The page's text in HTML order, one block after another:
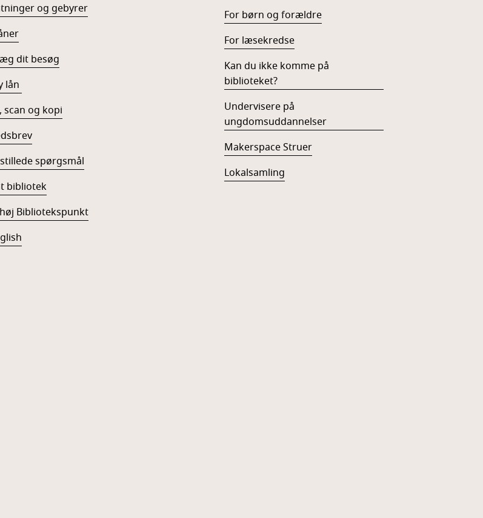
og gebyrer
dit besøg
lån
scan og kopi
spørgsmål
bibliotek
Bibliotekspunkt
For børn og forældre
For læsekredse
Kan du ikke komme på
biblioteket?
Undervisere på
ungdomsuddannelser
Makerspace Struer
Lokalsamling